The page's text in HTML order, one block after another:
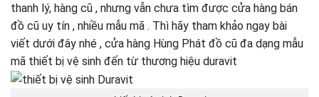
thanh lý, hàng cũ , nhưng vẫn chưa tìm được cửa hàng bán
đồ cũ uy tín , nhiều mẫu mã . Thì hãy tham khảo ngay bài
viết dưới đây nhé , cửa hàng Hùng Phát đồ cũ đa dạng mẫu
mã thiết bị vệ sinh đến từ thương hiệu duravit